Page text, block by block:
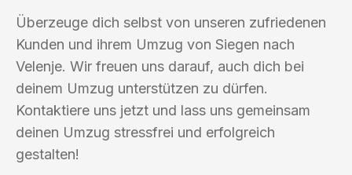
Überzeuge dich selbst von unseren zufriedenen
Kunden und ihrem Umzug von Siegen nach
Velenje. Wir freuen uns darauf, auch dich bei
deinem Umzug unterstützen zu dürfen.
Kontaktiere uns jetzt und lass uns gemeinsam
deinen Umzug stressfrei und erfolgreich
gestalten!